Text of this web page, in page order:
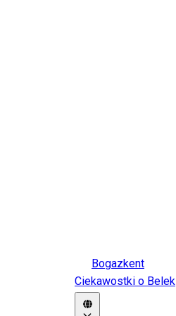
Bogazkent
Ciekawostki o Belek